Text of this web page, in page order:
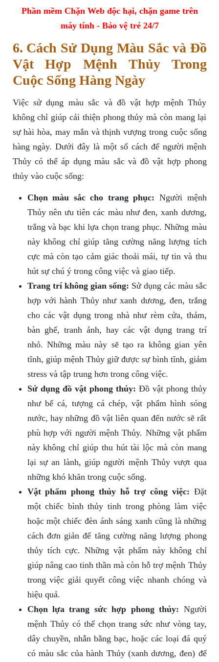
Phần mềm Chặn Web độc hại, chặn game trên
máy tính - Bảo vệ trẻ 24/7
6. Cách Sử Dụng Màu Sắc và Đồ
Vật Hợp Mệnh Thủy Trong
Cuộc Sống Hàng Ngày
Việc sử dụng màu sắc và đồ vật hợp mệnh Thủy
không chỉ giúp cải thiện phong thủy mà còn mang lại
sự hài hòa, may mắn và thịnh vượng trong cuộc sống
hàng ngày. Dưới đây là một số cách để người mệnh
Thủy có thể áp dụng màu sắc và đồ vật hợp phong
thủy vào cuộc sống:
Chọn màu sắc cho trang phục: Người mệnh
Thủy nên ưu tiên các màu như đen, xanh dương,
trắng và bạc khi lựa chọn trang phục. Những màu
này không chỉ giúp tăng cường năng lượng tích
cực mà còn tạo cảm giác thoải mái, tự tin và thu
hút sự chú ý trong công việc và giao tiếp.
Trang trí không gian sống: Sử dụng các màu sắc
hợp với hành Thủy như xanh dương, đen, trắng
cho các vật dụng trong nhà như rèm cửa, thảm,
bàn ghế, tranh ảnh, hay các vật dụng trang trí
nhỏ. Những màu này sẽ tạo ra không gian yên
tĩnh, giúp mệnh Thủy giữ được sự bình tĩnh, giảm
stress và tập trung hơn trong công việc.
Sử dụng đồ vật phong thủy: Đồ vật phong thủy
như bể cá, tượng cá chép, vật phẩm hình sóng
nước, hay những đồ vật liên quan đến nước sẽ rất
phù hợp với người mệnh Thủy. Những vật phẩm
này không chỉ giúp thu hút tài lộc mà còn mang
lại sự an lành, giúp người mệnh Thủy vượt qua
những khó khăn trong cuộc sống.
Vật phẩm phong thủy hỗ trợ công việc: Đặt
một chiếc bình thủy tinh trong phòng làm việc
hoặc một chiếc đèn ánh sáng xanh cũng là những
cách đơn giản để tăng cường năng lượng phong
thủy tích cực. Những vật phẩm này không chỉ
giúp nâng cao tinh thần mà còn hỗ trợ mệnh Thủy
trong việc giải quyết công việc nhanh chóng và
hiệu quả.
Chọn lựa trang sức hợp phong thủy: Người
mệnh Thủy có thể chọn trang sức như vòng tay,
dây chuyền, nhẫn bằng bạc, hoặc các loại đá quý
có màu sắc của hành Thủy (xanh dương, đen) để